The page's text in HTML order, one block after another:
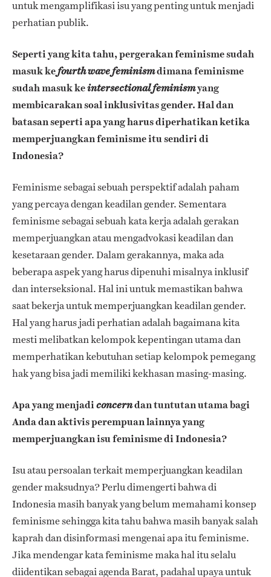
untuk mengamplifikasi isu yang penting untuk menjadi
perhatian publik.
Seperti yang kita tahu, pergerakan feminisme sudah
masuk kefourth wave feminismdimana feminisme
sudah masuk keintersectional feminismyang
membicarakan soal inklusivitas gender. Hal dan
batasan seperti apa yang harus diperhatikan ketika
memperjuangkan feminisme itu sendiri di
Indonesia?
Feminisme sebagai sebuah perspektif adalah paham
yang percaya dengan keadilan gender. Sementara
feminisme sebagai sebuah kata kerja adalah gerakan
memperjuangkan atau mengadvokasi keadilan dan
kesetaraan gender. Dalam gerakannya, maka ada
beberapa aspek yang harus dipenuhi misalnya inklusif
dan interseksional. Hal ini untuk memastikan bahwa
saat bekerja untuk memperjuangkan keadilan gender.
Hal yang harus jadi perhatian adalah bagaimana kita
mesti melibatkan kelompok kepentingan utama dan
memperhatikan kebutuhan setiap kelompok pemegang
hak yang bisa jadi memiliki kekhasan masing-masing.
Apa yang menjadiconcerndan tuntutan utama bagi
Anda dan aktivis perempuan lainnya yang
memperjuangkan isu feminisme di Indonesia?
Isu atau persoalan terkait memperjuangkan keadilan
gender maksudnya? Perlu dimengerti bahwa di
Indonesia masih banyak yang belum memahami konsep
feminisme sehingga kita tahu bahwa masih banyak salah
kaprah dan disinformasi mengenai apa itu feminisme.
Jika mendengar kata feminisme maka hal itu selalu
diidentikan sebagai agenda Barat, padahal upaya untuk